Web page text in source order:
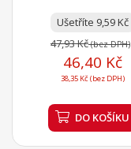
Ušetříte 9,59 Kč
47,93 Kč(bez DPH)
46,40 Kč
38,35 Kč (bez DPH)
DO KOŠÍKU